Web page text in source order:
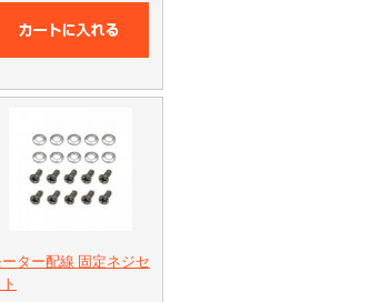
ーター配線 固定ネジセ